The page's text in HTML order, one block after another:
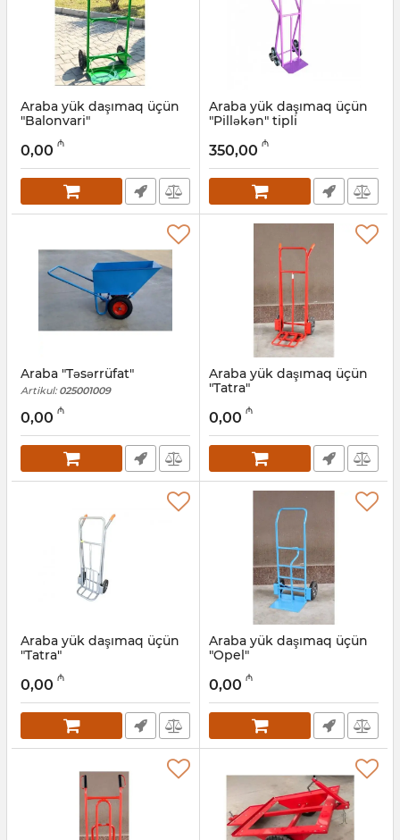
Araba yük daşımaq üçün
"Balonvari"
025001007
0,00 ₼
Araba yük daşımaq üçün
"Pilləkən" tipli
025001008
350,00 ₼
Araba "Təsərrüfat"
Artikul: 025001009
0,00 ₼
Araba yük daşımaq üçün
"Tatra"
025001010
0,00 ₼
Araba yük daşımaq üçün
"Tatra"
025001011
0,00 ₼
Araba yük daşımaq üçün
"Opel"
025001012
0,00 ₼